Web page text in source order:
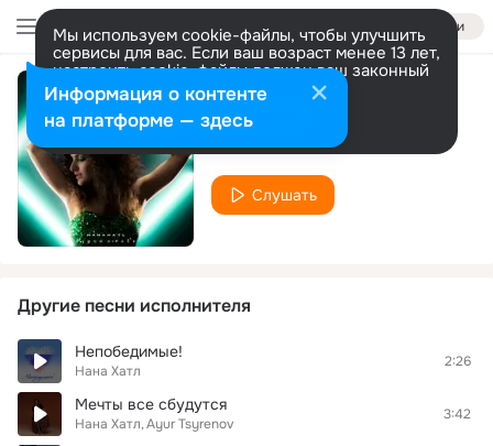
Войти
Мы используем cookie-файлы, чтобы улучшить
сервисы для вас. Если ваш возраст менее 13 лет,
настроить cookie-файлы должен ваш законный
представитель. Больше информации
Разрешить все Настроить
Думаю о тебе
Нана Хатл
Слушать
Другие песни исполнителя
Непобедимые!
Нана Хатл
2:26
Мечты все сбудутся
Нана Хатл Ayur Tsyrenov
3:42
Информация о контенте
на платформе — здесь